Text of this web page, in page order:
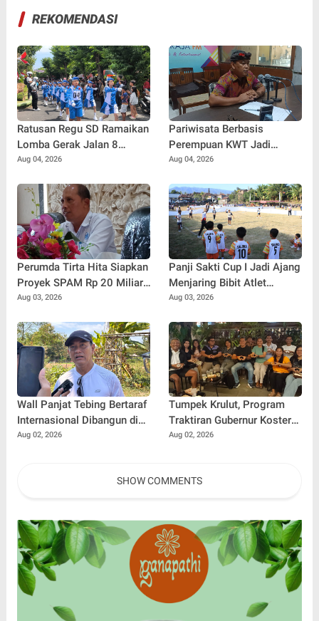
REKOMENDASI
Ratusan Regu SD Ramaikan
Lomba Gerak Jalan 8
Kilometer di Buleleng
Aug 04, 2026
Pariwisata Berbasis
Perempuan KWT Jadi
Motor Penggerak Ekonomi
Aug 04, 2026
Perumda Tirta Hita Siapkan
Proyek SPAM Rp 20 Miliar,
Pasokan Air Banyuning dan
Stabil
Aug 03, 2026
Panji Sakti Cup I Jadi Ajang
Menjaring Bibit Atlet
Baseball Muda Buleleng
Aug 03, 2026
Wall Panjat Tebing Bertaraf
Internasional Dibangun di
Buleleng, Dukung Sport
Aug 02, 2026
Tumpek Krulut, Program
Traktiran Gubernur Koster
Dongkrak Omzet UMKM
Aug 02, 2026
SHOW COMMENTS